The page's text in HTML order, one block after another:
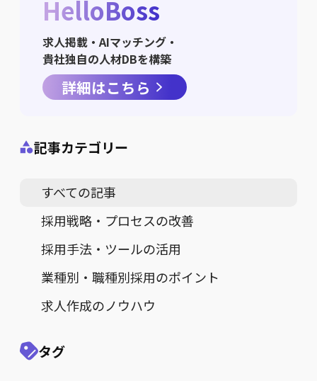
HelloBoss
求人掲載・AIマッチング・
貴社独自の人材DBを構築
詳細はこちら
記事カテゴリー
すべての記事
採用戦略・プロセスの改善
採用手法・ツールの活用
業種別・職種別採用のポイント
求人作成のノウハウ
タグ